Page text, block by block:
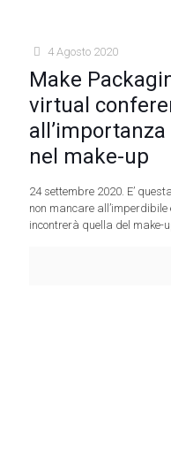
4 Agosto 2020
Make
virtual
nel make-up
24 settembre 2020. E’
non mancare
incontrerà quella del make-